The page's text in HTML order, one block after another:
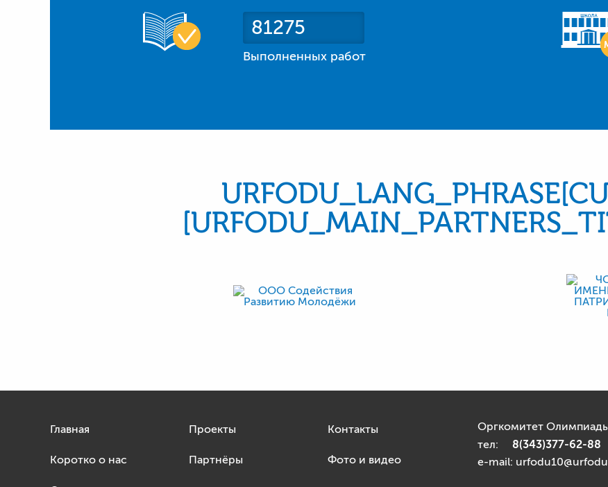
81275
Выполненных работ
Главная
Коротко о нас
Проекты
Партнёры
Контакты
Фото и видео
Оргкомитет
тел: 8(343)377-62-88
e-mail: